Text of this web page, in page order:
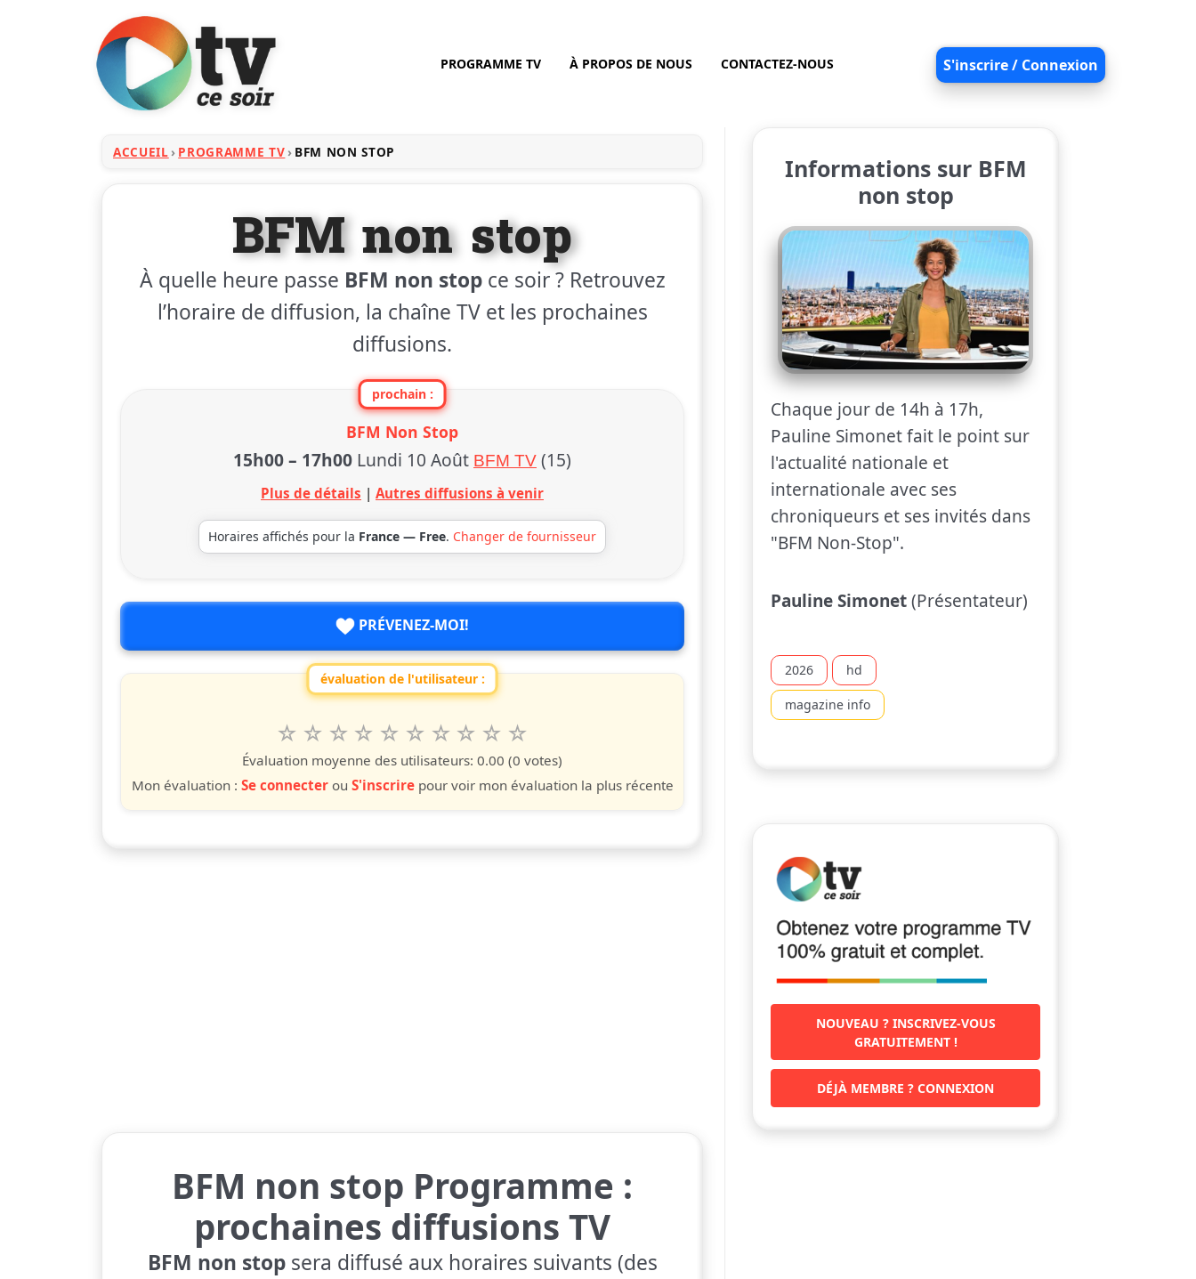
PROGRAMME TV À PROPOS DE NOUS CONTACTEZ-NOUS S'inscrire / Connexion
ACCUEIL PROGRAMME TV BFM NON STOP
BFM non stop
À quelle heure passe BFM non stopce soir ? Retrouvez
l’horaire de diffusion, la chaîne TV et les prochaines
diffusions.
prochain :
BFM Non Stop
15h00– 17h00 Lundi 10 Août BFM TV (15)
Plus de détails | Autres diffusions à venir
Horaires affichés pour la France — Free. Changer de fournisseur
PRÉVENEZ-MOI!
évaluation de l'utilisateur :
Valuta questo spettacolo da 1 a 10 étoiles
10
étoiles
9
étoiles
8
étoiles
7
étoiles
6
étoiles
5
étoiles
4
étoiles
3
étoiles
2
étoiles
étoile
Évaluation moyenne des utilisateurs: 0.00 (0 votes)
Mon évaluation : Se connecterou S'inscrirepour voir mon évaluation la plus récente
BFM non stop Programme :
prochaines diffusions TV
BFM non stopsera diffusé aux horaires suivants (des
Informations sur BFM
non stop
Chaque jour de 14h à 17h,
Pauline Simonet fait le point sur
l'actualité nationale et
internationale avec ses
chroniqueurs et ses invités dans
"BFM Non-Stop".
Pauline Simonet(Présentateur)
2026 hd
magazine info
NOUVEAU ? INSCRIVEZ-VOUS
GRATUITEMENT !
DÉJÀ MEMBRE ? CONNEXION